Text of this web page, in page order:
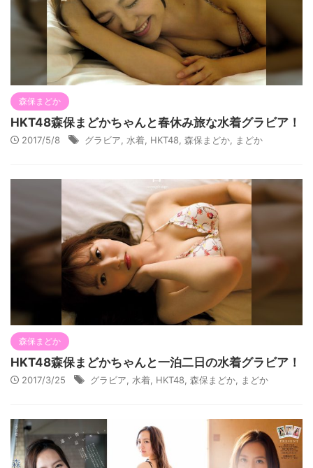
森保まどか
HKT48森保まどかちゃんと春休み旅な水着グラビア！
2017/5/8 グラビア 水着 HKT48 森保まどか まどか
森保まどか
HKT48森保まどかちゃんと一泊二日の水着グラビア！
2017/3/25 グラビア 水着 HKT48 森保まどか まどか